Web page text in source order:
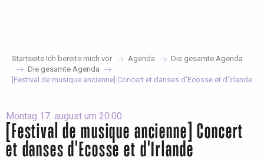
Startseite Ich bereite mich vor Agenda
Die gesamte Agenda
Die gesamte Agenda
[Festival de musique ancienne] Concert et danses d'Ecosse et d'Irlande
Montag 17. august um 20:00
[Festival de musique ancienne] Concert
et danses d'Ecosse et d'Irlande